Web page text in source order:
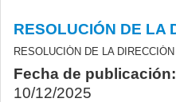
Fecha de publicación:
10/12/2025